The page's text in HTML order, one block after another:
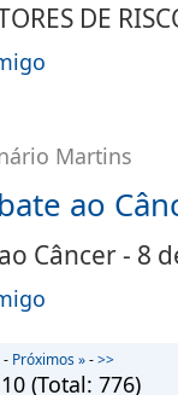
DE
Martins
ao
Câncer - 8
- Próximos »->>
(Total: 776)